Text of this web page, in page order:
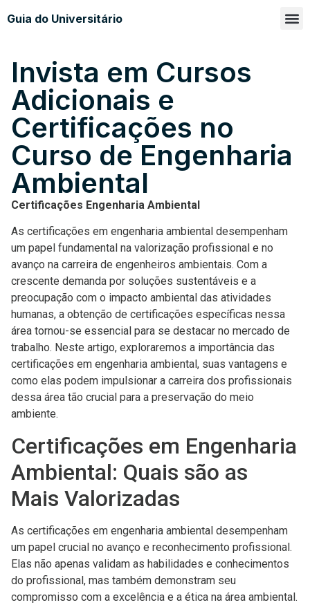
Guia do Universitário
Invista em Cursos
Adicionais e
Certificações no
Curso de Engenharia
Ambiental
Certificações Engenharia Ambiental
As certificações em engenharia ambiental desempenham
um papel fundamental na valorização profissional e no
avanço na carreira de engenheiros ambientais. Com a
crescente demanda por soluções sustentáveis e a
preocupação com o impacto ambiental das atividades
humanas, a obtenção de certificações específicas nessa
área tornou-se essencial para se destacar no mercado de
trabalho. Neste artigo, exploraremos a importância das
certificações em engenharia ambiental, suas vantagens e
como elas podem impulsionar a carreira dos profissionais
dessa área tão crucial para a preservação do meio
ambiente.
Certificações em Engenharia
Ambiental: Quais são as
Mais Valorizadas
As certificações em engenharia ambiental desempenham
um papel crucial no avanço e reconhecimento profissional.
Elas não apenas validam as habilidades e conhecimentos
do profissional, mas também demonstram seu
compromisso com a excelência e a ética na área ambiental.